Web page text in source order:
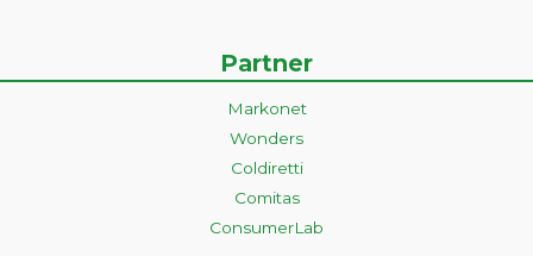
Partner
Markonet
Wonders
Coldiretti
Comitas
ConsumerLab